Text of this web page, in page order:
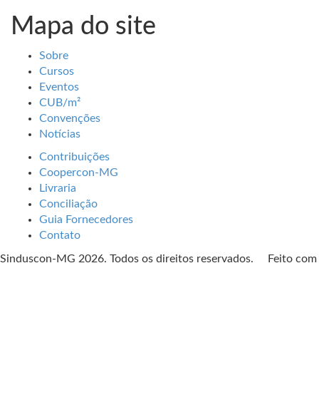
Mapa do site
Sobre
Cursos
Eventos
CUB/m²
Convenções
Notícias
Contribuições
Coopercon-MG
Livraria
Conciliação
Guia Fornecedores
Contato
Sinduscon-MG 2026. Todos os direitos reservados. Feito com